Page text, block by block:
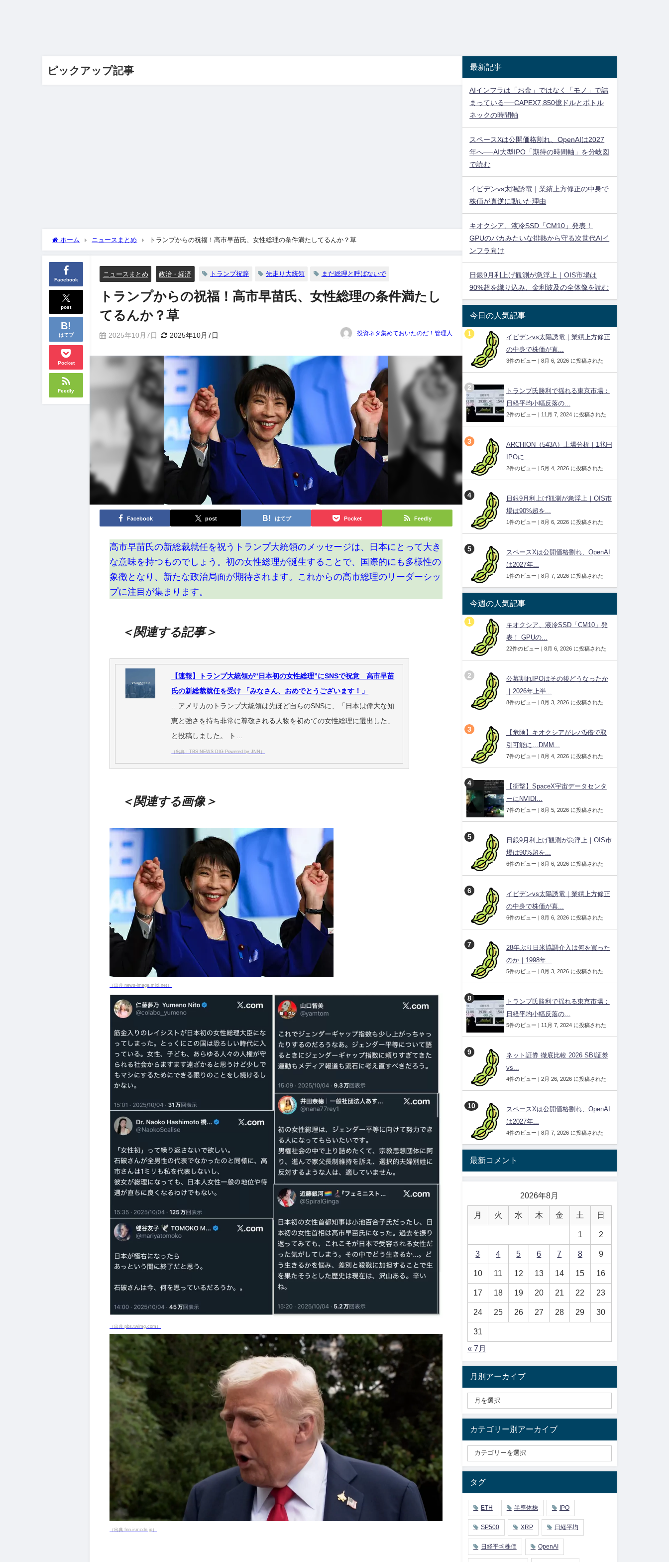
ピックアップ記事
ホーム ニュースまとめ トランプからの祝福！高市早苗氏、女性総理の条件満たしてるんか？草
Facebook
post
はてブ
Pocket
Feedly
ニュースまとめ 政治・経済 トランプ祝辞 先走り大統領 まだ総理と呼ばないで
トランプからの祝福！高市早苗氏、女性総理の条件満たし
てるんか？草
2025年10月7日 2025年10月7日 投資ネタ集めておいたのだ！管理人
Facebook post はてブ Pocket Feedly
高市早苗氏の新総裁就任を祝うトランプ大統領のメッセージは、日本にとって大き
な意味を持つものでしょう。初の女性総理が誕生することで、国際的にも多様性の
象徴となり、新たな政治局面が期待されます。これからの高市総理のリーダーシッ
プに注目が集まります。
＜関連する記事＞
【速報】トランプ大統領が“日本初の女性総理”にSNSで祝意 高市早苗
氏の新総裁就任を受け 「みなさん、おめでとうございます！」
…アメリカのトランプ大統領は先ほど自らのSNSに、「日本は偉大な知
恵と強さを持ち非常に尊敬される人物を初めての女性総理に選出した」
と投稿しました。 ト…
（出典：TBS NEWS DIG Powered by JNN）
＜関連する画像＞
（出典 news-image.mixi.net）
（出典 pbs.twimg.com）
（出典 fnn.ismcdn.jp）
最新記事
AIインフラは「お金」ではなく「モノ」で詰
まっている──CAPEX7,850億ドルとボトル
ネックの時間軸
スペースXは公開価格割れ、OpenAIは2027
年へ──AI大型IPO「期待の時間軸」を分岐図
で読む
イビデンvs太陽誘電｜業績上方修正の中身で
株価が真逆に動いた理由
キオクシア、液冷SSD「CM10」発表！
GPUのバカみたいな排熱から守る次世代AIイ
ンフラ向け
日銀9月利上げ観測が急浮上｜OIS市場は
90%超を織り込み、金利波及の全体像を読む
今日の人気記事
イビデンvs太陽誘電｜業績上方修正
の中身で株価が真...
3件のビュー | 8月 6, 2026 に投稿された
トランプ氏勝利で揺れる東京市場：
日経平均小幅反落の...
2件のビュー | 11月 7, 2024 に投稿された
ARCHION（543A）上場分析｜1兆円
IPOに...
2件のビュー | 5月 4, 2026 に投稿された
日銀9月利上げ観測が急浮上｜OIS市
場は90%超を...
1件のビュー | 8月 6, 2026 に投稿された
スペースXは公開価格割れ、OpenAI
は2027年...
1件のビュー | 8月 7, 2026 に投稿された
今週の人気記事
キオクシア、液冷SSD「CM10」発
表！ GPUの...
22件のビュー | 8月 6, 2026 に投稿された
公募割れIPOはその後どうなったか
｜2026年上半...
8件のビュー | 8月 3, 2026 に投稿された
【危険】キオクシアがレバ5倍で取
引可能に…DMM...
7件のビュー | 8月 4, 2026 に投稿された
【衝撃】SpaceX宇宙データセンタ
ーにNVIDI...
7件のビュー | 8月 5, 2026 に投稿された
日銀9月利上げ観測が急浮上｜OIS市
場は90%超を...
6件のビュー | 8月 6, 2026 に投稿された
イビデンvs太陽誘電｜業績上方修正
の中身で株価が真...
6件のビュー | 8月 6, 2026 に投稿された
28年ぶり日米協調介入は何を買った
のか｜1998年...
5件のビュー | 8月 3, 2026 に投稿された
トランプ氏勝利で揺れる東京市場：
日経平均小幅反落の...
5件のビュー | 11月 7, 2024 に投稿された
ネット証券 徹底比較 2026 SBI証券
vs...
4件のビュー | 2月 26, 2026 に投稿された
スペースXは公開価格割れ、OpenAI
は2027年...
4件のビュー | 8月 7, 2026 に投稿された
最新コメント
2026年8月
月 火 水 木 金 土 日
1 2
3 4 5 6 7 8 9
10 11 12 13 14 15 16
17 18 19 20 21 22 23
24 25 26 27 28 29 30
31
« 7月
月別アーカイブ
カテゴリー別アーカイブ
タグ
ETH 半導体株 IPO
SP500 XRP 日経平均
日経平均株価 OpenAI